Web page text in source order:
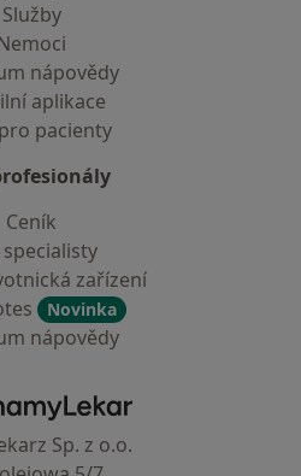
Služby
nápovědy
aplikace
pacienty
Ceník
zařízení
Novinka
nápovědy
ZnamyLekar - Hlavní stránka
Sp. z o.o.